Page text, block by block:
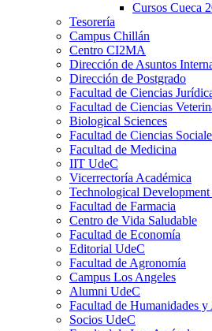
Cursos Cueca
Tesorería
Campus Chillán
Centro CI2MA
Dirección de Asuntos
Dirección de Postgrado
Facultad de Ciencias
Facultad de Ciencias
Biological Sciences
Facultad de Ciencias
Facultad de Medicina
IIT UdeC
Vicerrectoría Académica
Technological
Facultad de Farmacia
Centro de Vida Saludable
Facultad de Economía
Editorial UdeC
Facultad de Agronomía
Campus Los Angeles
Alumni UdeC
Facultad de Humanidades y
Socios UdeC